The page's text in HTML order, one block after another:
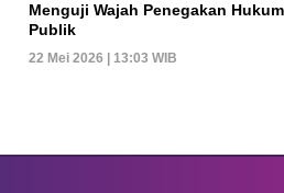
Menguji Wajah Penegakan
Publik
22 Mei 2026 | 13:03 WIB